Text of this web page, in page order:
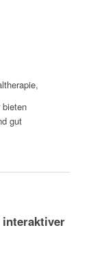
gut
interaktiver